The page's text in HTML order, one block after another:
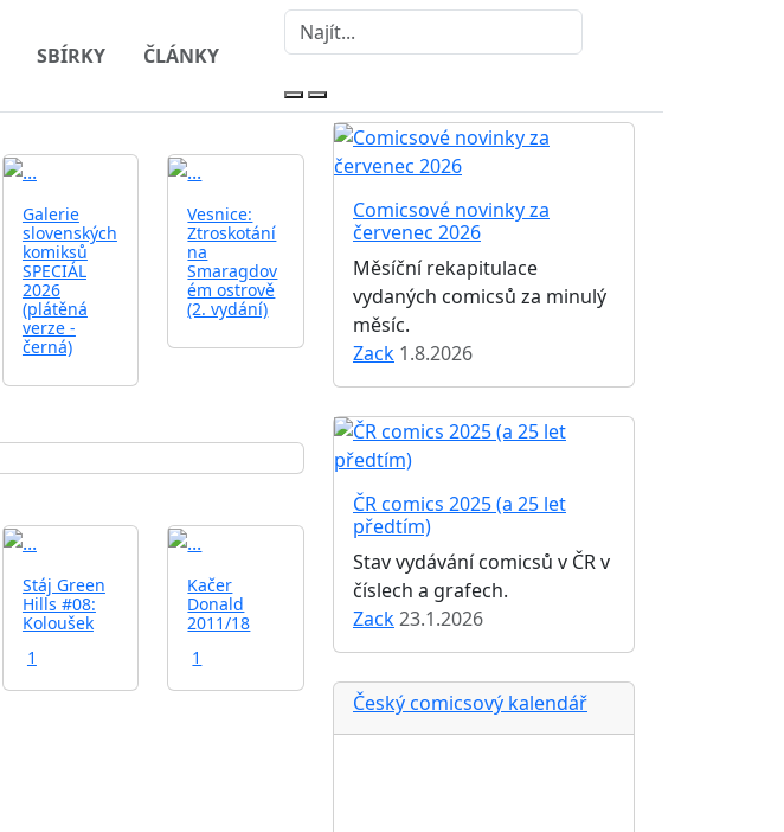
SBÍRKY ČLÁNKY
Galerie
slovenských
komiksů
SPECIÁL
2026
(plátěná
verze -
černá)
Vesnice:
Ztroskotání
na
Smaragdov
ém ostrově
(2. vydání)
Stáj Green
Hills #08:
Koloušek
1
Kačer
Donald
2011/18
1
Comicsové novinky za
červenec 2026
Měsíční rekapitulace
vydaných comicsů za minulý
měsíc.
Zack 1.8.2026
ČR comics 2025 (a 25 let
předtím)
Stav vydávání comicsů v ČR v
číslech a grafech.
Zack23.1.2026
Český comicsový kalendář